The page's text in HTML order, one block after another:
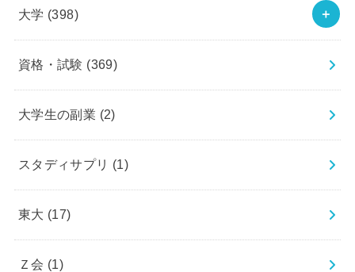
大学 (398)
資格・試験 (369)
大学生の副業 (2)
スタディサプリ (1)
東大 (17)
Ｚ会 (1)